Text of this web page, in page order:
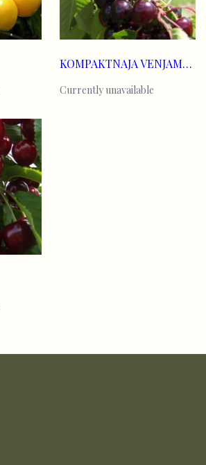
KOMPAKTNAJA VENJAMINOVA
Currently unavailable